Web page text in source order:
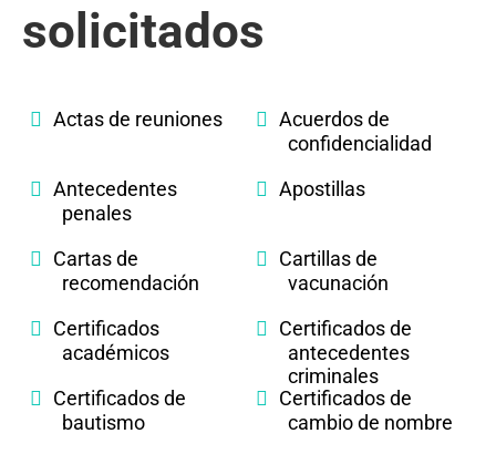
solicitados
Actas de reuniones
Acuerdos de
confidencialidad
Antecedentes
penales
Apostillas
Cartas de
recomendación
Cartillas de
vacunación
Certificados
académicos
Certificados de
antecedentes
criminales
Certificados de
bautismo
Certificados de
cambio de nombre